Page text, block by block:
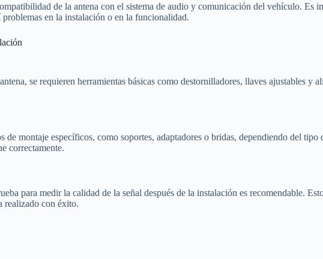
de la antena con el sistema de audio y comunicación del vehículo. Es
en la instalación o en la funcionalidad.
se requieren herramientas básicas como destornilladores, llaves ajustables y
de montaje específicos, como soportes, adaptadores o bridas, dependiendo del
correctamente.
para medir la calidad de la señal después de la instalación es recomendable.
realizado con éxito.